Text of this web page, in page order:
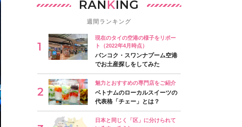
RANKING
週間ランキング
現在のタイの空港の様子をリポー
ト（2022年4月時点）
バンコク・スワンナプーム空港
でお土産探しをしてみた
魅力とおすすめの専門店をご紹介
ベトナムのローカルスイーツの
代表格「チェー」とは？
日本と同じく「区」に分けられて